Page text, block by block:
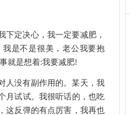
定决心，我一定要减肥，
是不是很美，老公我要抱
就是想着:我要减肥!
没有副作用的。某天，我
月试试。我很听话的，也吃
这反弹的有点厉害，我再也